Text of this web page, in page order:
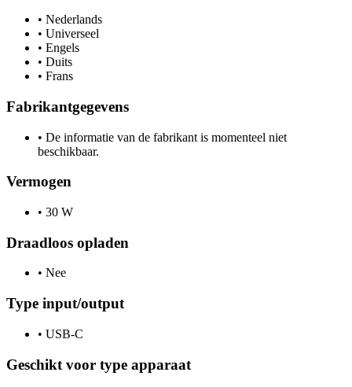
• Nederlands
• Universeel
• Engels
• Duits
• Frans
Fabrikantgegevens
• De informatie van de fabrikant is momenteel niet
beschikbaar.
Vermogen
• 30 W
Draadloos opladen
• Nee
Type input/output
• USB-C
Geschikt voor type apparaat